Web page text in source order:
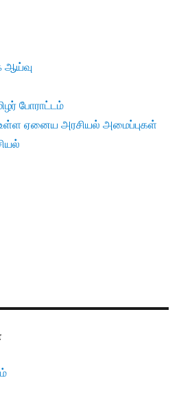
ஆய்வு
போராட்டம்
ஏனைய அரசியல் அமைப்புகள்